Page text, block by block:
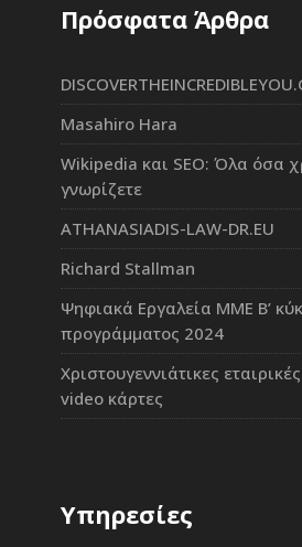
Πρόσφατα Άρθρα
Masahiro Hara
Wikipedia και SEO: Όλα όσα
γνωρίζετε
ATHANASIADIS-LAW-DR.EU
Richard Stallman
Ψηφιακά Εργαλεία ΜΜΕ Β’
προγράμματος 2024
Χριστουγεννιάτικες
video κάρτες
Υπηρεσίες